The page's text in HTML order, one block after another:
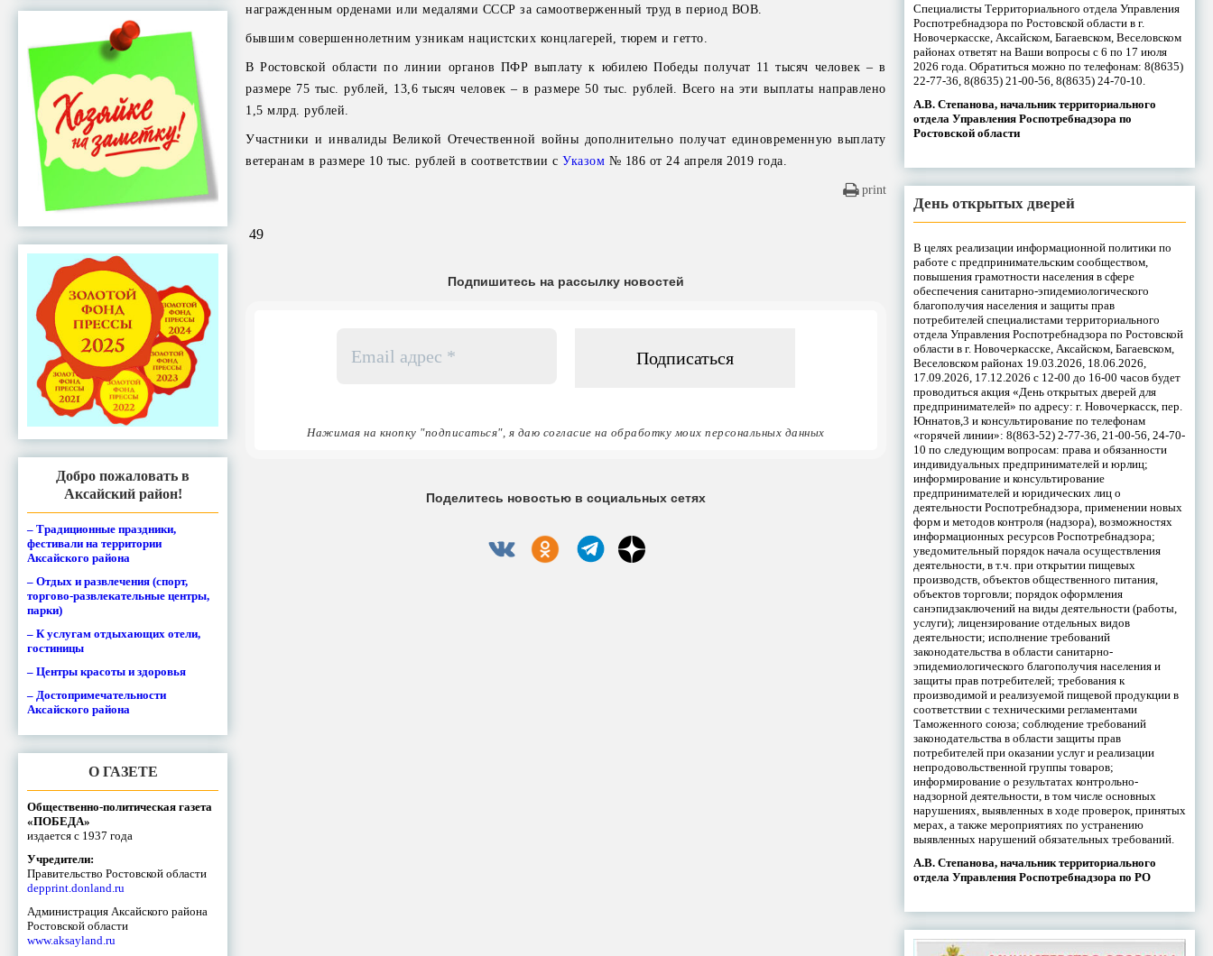
Добро пожаловать в
Аксайский район!
– Традиционные праздники,
фестивали на территории
Аксайского района
– Отдых и развлечения (спорт,
торгово-развлекательные центры,
парки)
– К услугам отдыхающих отели,
гостиницы
– Центры красоты и здоровья
– Достопримечательности
Аксайского района
О ГАЗЕТЕ
Общественно-политическая газета
«ПОБЕДА»
издается с 1937 года
Учредители:
Правительство Ростовской области
depprint.donland.ru
Администрация Аксайского района
Ростовской области
www.aksayland.ru
награжденным орденами или медалями СССР за самоотверженный труд в период ВОВ.
бывшим совершеннолетним узникам нацистских концлагерей, тюрем и гетто.
В Ростовской области по линии органов ПФР выплату к юбилею Победы получат 11 тысяч человек – в
размере 75 тыс. рублей, 13,6 тысяч человек – в размере 50 тыс. рублей. Всего на эти выплаты направлено
1,5 млрд. рублей.
Участники и инвалиды Великой Отечественной войны дополнительно получат единовременную выплату
ветеранам в размере 10 тыс. рублей в соответствии сУказом № 186 от 24 апреля 2019 года.
print
49
Подпишитесь на рассылку новостей
адрес
Нажимая на кнопку "подписаться", я даю согласие на обработку моих персональных данных
Поделитесь новостью в социальных сетях
Специалисты Территориального отдела Управления
Роспотребнадзора по Ростовской области в г.
Новочеркасске, Аксайском, Багаевском, Веселовском
районах ответят на Ваши вопросы с 6 по 17 июля
2026 года. Обратиться можно по телефонам: 8(8635)
22-77-36, 8(8635) 21-00-56, 8(8635) 24-70-10.
А.В. Степанова, начальник территориального
отдела Управления Роспотребнадзора по
Ростовской области
День открытых дверей
В целях реализации информационной политики по
работе с предпринимательским сообществом,
повышения грамотности населения в сфере
обеспечения санитарно-эпидемиологического
благополучия населения и защиты прав
потребителей специалистами территориального
отдела Управления Роспотребнадзора по Ростовской
области в г. Новочеркасске, Аксайском, Багаевском,
Веселовском районах 19.03.2026, 18.06.2026,
17.09.2026, 17.12.2026 с 12-00 до 16-00 часов будет
проводиться акция «День открытых дверей для
предпринимателей» по адресу: г. Новочеркасск, пер.
Юннатов,3 и консультирование по телефонам
«горячей линии»: 8(863-52) 2-77-36, 21-00-56, 24-70-
10 по следующим вопросам: права и обязанности
индивидуальных предпринимателей и юрлиц;
информирование и консультирование
предпринимателей и юридических лиц о
деятельности Роспотребнадзора, применении новых
форм и методов контроля (надзора), возможностях
информационных ресурсов Роспотребнадзора;
уведомительный порядок начала осуществления
деятельности, в т.ч. при открытии пищевых
производств, объектов общественного питания,
объектов торговли; порядок оформления
санэпидзаключений на виды деятельности (работы,
услуги); лицензирование отдельных видов
деятельности; исполнение требований
законодательства в области санитарно-
эпидемиологического благополучия населения и
защиты прав потребителей; требования к
производимой и реализуемой пищевой продукции в
соответствии с техническими регламентами
Таможенного союза; соблюдение требований
законодательства в области защиты прав
потребителей при оказании услуг и реализации
непродовольственной группы товаров;
информирование о результатах контрольно-
надзорной деятельности, в том числе основных
нарушениях, выявленных в ходе проверок, принятых
мерах, а также мероприятиях по устранению
выявленных нарушений обязательных требований.
А.В. Степанова, начальник территориального
отдела Управления Роспотребнадзора по РО